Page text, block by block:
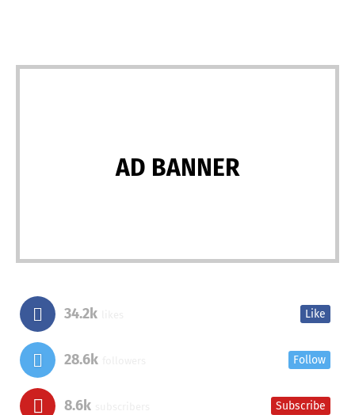
AD BANNER
34.2k Like
28.6k Follow
8.6k Subscribe